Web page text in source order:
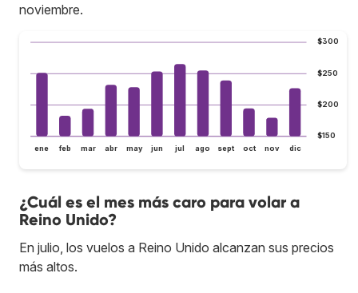
noviembre.
$150
$200
$250
$300
ene feb mar abr may jun jul ago sept oct nov dic
¿Cuál es el mes más caro para volar a
Reino Unido?
En julio, los vuelos a Reino Unido alcanzan sus precios
más altos.